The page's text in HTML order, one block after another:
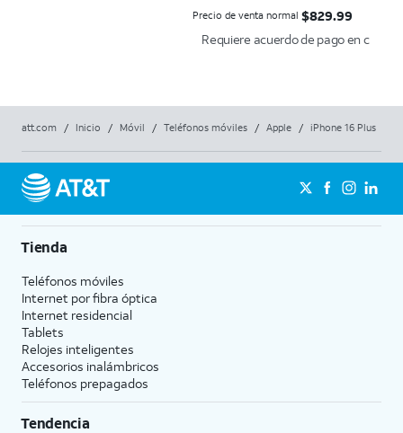
Precio de venta normal $829.99
$829.99
Requiere acuerdo de pago en
att.com / Inicio / Móvil / Teléfonos móviles / Apple / iPhone 16 Plus
Tienda
Teléfonos móviles
Internet por fibra óptica
Internet residencial
Tablets
Relojes inteligentes
Accesorios inalámbricos
Teléfonos prepagados
Tendencia